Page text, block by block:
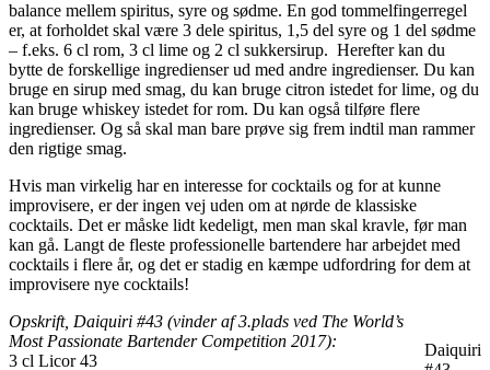
balance mellem spiritus, syre og sødme. En god tommelfingerregel
er, at forholdet skal være 3 dele spiritus, 1,5 del syre og 1 del sødme
– f.eks. 6 cl rom, 3 cl lime og 2 cl sukkersirup. Herefter kan du
bytte de forskellige ingredienser ud med andre ingredienser. Du kan
bruge en sirup med smag, du kan bruge citron istedet for lime, og du
kan bruge whiskey istedet for rom. Du kan også tilføre flere
ingredienser. Og så skal man bare prøve sig frem indtil man rammer
den rigtige smag.
Hvis man virkelig har en interesse for cocktails og for at kunne
improvisere, er der ingen vej uden om at nørde de klassiske
cocktails. Det er måske lidt kedeligt, men man skal kravle, før man
kan gå. Langt de fleste professionelle bartendere har arbejdet med
cocktails i flere år, og det er stadig en kæmpe udfordring for dem at
improvisere nye cocktails!
Daiquiri
Opskrift, Daiquiri #43 (vinder af 3.plads ved The World’s
Most Passionate Bartender Competition 2017):
3 cl Licor 43